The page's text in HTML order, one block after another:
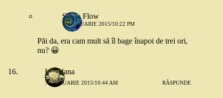
Snow Flow
7 FEBRUARIE 2015/10:22 PM
Păi da, era cam mult să îl bage înapoi de trei ori,
nu? 😀
Loredana
7 FEBRUARIE 2015/10:44 AM RĂSPUNDE